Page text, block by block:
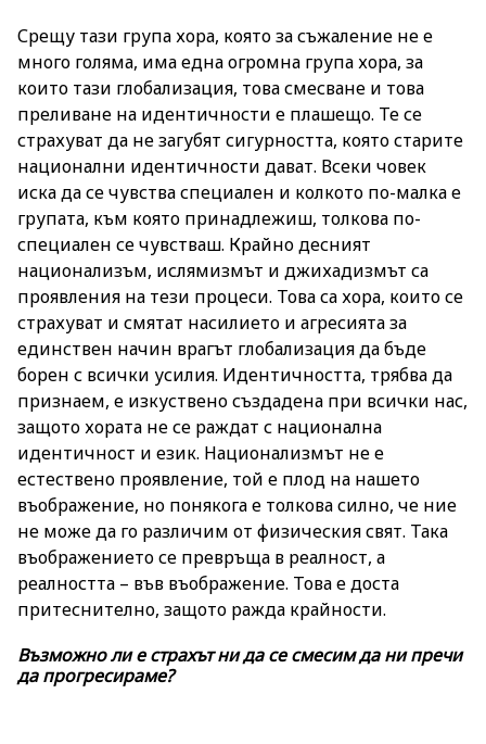
Срещу тази група хора, която за съжаление не е
много голяма, има една огромна група хора, за
които тази глобализация, това смесване и това
преливане на идентичности е плашещо. Те се
страхуват да не загубят сигурността, която старите
национални идентичности дават. Всеки човек
иска да се чувства специален и колкото по-малка е
групата, към която принадлежиш, толкова по-
специален се чувстваш. Крайно десният
национализъм, ислямизмът и джихадизмът са
проявления на тези процеси. Това са хора, които се
страхуват и смятат насилието и агресията за
единствен начин врагът глобализация да бъде
борен с всички усилия. Идентичността, трябва да
признаем, е изкуствено създадена при всички нас,
защото хората не се раждат с национална
идентичност и език. Национализмът не е
естествено проявление, той е плод на нашето
въображение, но понякога е толкова силно, че ние
не може да го различим от физическия свят. Така
въображението се превръща в реалност, а
реалността – във въображение. Това е доста
притеснително, защото ражда крайности.
Възможно ли е страхът ни да се смесим да ни пречи
да прогресираме?